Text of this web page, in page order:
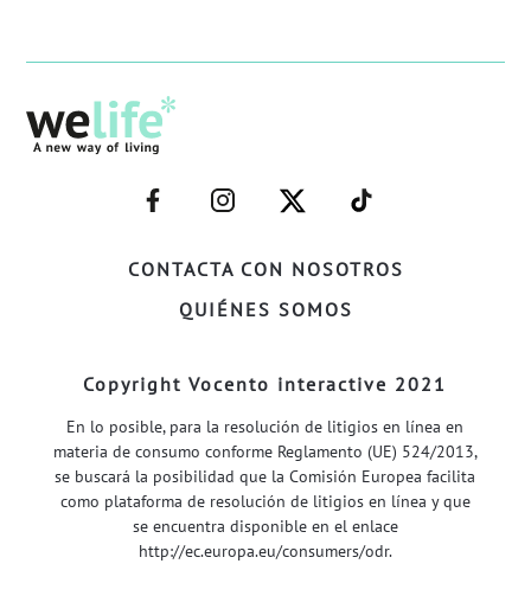
CONTACTA CON NOSOTROS
QUIÉNES SOMOS
–
FACEBOOK–
–
INSTAGRAM–
–
TWITTER–
–
WELIFE–
Copyright Vocento interactive 2021
En lo posible, para la resolución de litigios en línea en
materia de consumo conforme Reglamento (UE) 524/2013,
se buscará la posibilidad que la Comisión Europea facilita
como plataforma de resolución de litigios en línea y que
se encuentra disponible en el enlace
http://ec.europa.eu/consumers/odr.